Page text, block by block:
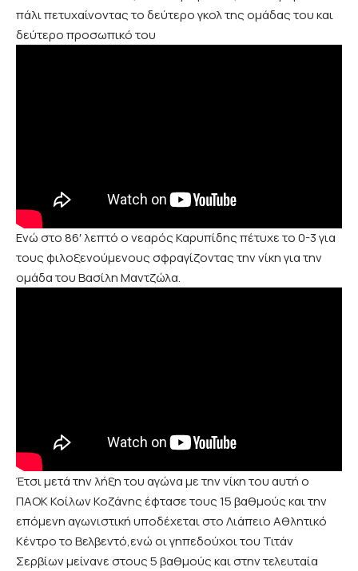
πάλι πετυχαίνοντας το δεύτερο γκολ της ομάδας του και
δεύτερο προσωπικό του
Ενώ στο 86′ λεπτό ο νεαρός Καρυπίδης πέτυχε το 0-3 για
τους φιλοξενούμενους σφραγίζοντας την νίκη για την
ομάδα του Βασίλη Μαντζώλα.
Έτσι μετά την λήξη του αγώνα με την νίκη του αυτή ο
ΠΑΟΚ Κοίλων Κοζάνης έφτασε τους 15 βαθμούς και την
επόμενη αγωνιστική υποδέχεται στο Λιάπειο Αθλητικό
Κέντρο το Βελβεντό,ενώ οι γηπεδούχοι του Τιτάν
Σερβίων μείνανε στους 5 βαθμούς και στην τελευταία